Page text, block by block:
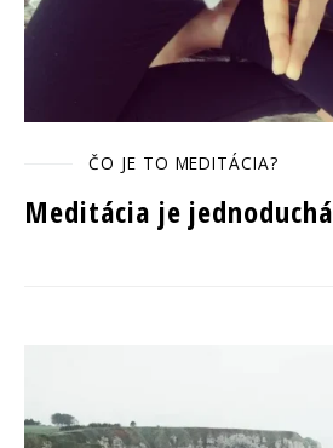
ČO JE TO MEDITÁCIA?
Meditácia je jednoduchá